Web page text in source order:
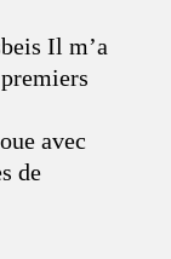
Il m’a
avec
de